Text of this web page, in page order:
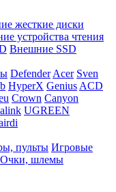
жесткие диски
устройства чтения
Внешние SSD
Defender Acer Sven
HyperX Genius ACD
Crown Canyon
UGREEN
пульты Игровые
Очки, шлемы